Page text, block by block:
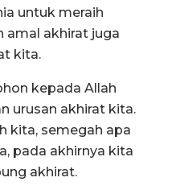
untuk meraih
amal akhirat juga
kita.
kepada Allah
urusan akhirat kita.
kita, semegah apa
pada akhirnya kita
akhirat.